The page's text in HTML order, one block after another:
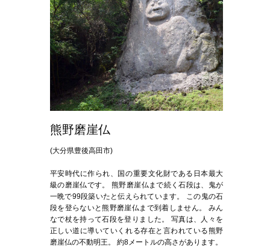
熊野磨崖仏
(大分県豊後高田市)
平安時代に作られ、国の重要文化財である日本最大
級の磨崖仏です。 熊野磨崖仏まで続く石段は、鬼が
一晩で99段築いたと伝えられています。 この鬼の石
段を登らないと熊野磨崖仏まで到着しません。 みん
なで杖を持って石段を登りました。 写真は、人々を
正しい道に導いていくれる存在と言われている熊野
磨崖仏の不動明王。 約8メートルの高さがあります。